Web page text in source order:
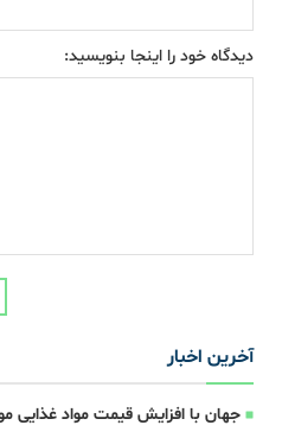
دیدگاه خود را اینجا بنویسید:
آخرین اخبار
جهان با افزایش قیمت مواد غذایی